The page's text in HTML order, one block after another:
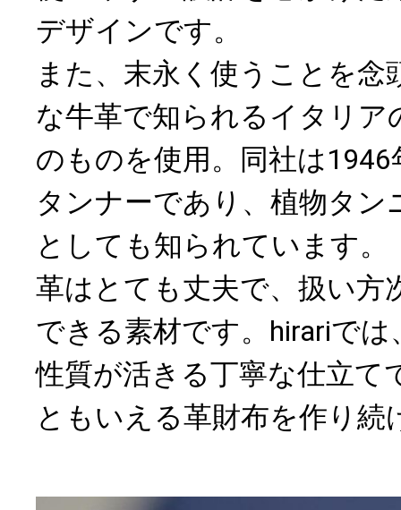
デザインです。
また、末永く使うことを念
な牛革で知られるイタリア
のものを使用。同社は
タンナーであり、植物タン
としても知られています。
革はとても丈夫で、扱い方
できる素材です。hirariで
性質が活きる丁寧な仕立て
ともいえる革財布を作り続